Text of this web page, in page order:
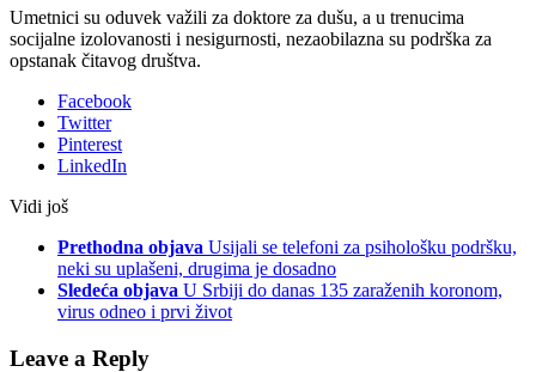
Umetnici su oduvek važili za doktore za dušu, a u trenucima
socijalne izolovanosti i nesigurnosti, nezaobilazna su podrška za
opstanak čitavog društva.
Facebook
Twitter
Pinterest
LinkedIn
Vidi još
Prethodna objava Usijali se telefoni za psihološku podršku,
neki su uplašeni, drugima je dosadno
Sledeća objava U Srbiji do danas 135 zaraženih koronom,
virus odneo i prvi život
Leave a Reply